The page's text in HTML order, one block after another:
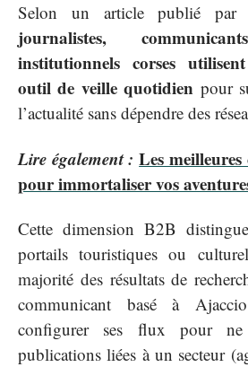
Selon un article publié par
journalistes,
institutionnels corses
outil de veille quotidien pour
l’actualité sans dépendre des
Lire également : Les meilleures
pour immortaliser vos
Cette dimension B2B
portails touristiques ou
majorité des résultats de
communicant basé à
configurer ses flux pour
publications liées à un secteur